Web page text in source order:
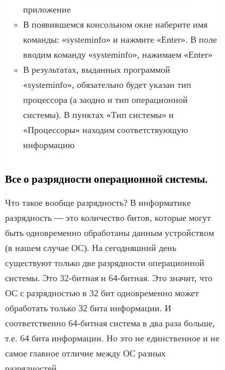
приложение
В появившемся консольном окне наберите имя
команды: «systeminfo» и нажмите «Enter». В поле
вводим команду «systeminfo», нажимаем «Enter»
В результатах, выданных программой
«systeminfo», обязательно будет указан тип
процессора (а заодно и тип операционной
системы). В пунктах «Тип системы» и
«Процессоры» находим соответствующую
информацию
Все о разрядности операционной системы.
Что такое вообще разрядность? В информатике
разрядность — это количество битов, которые могут
быть одновременно обработаны данным устройством
(в нашем случае ОС). На сегодняшний день
существуют только две разрядности операционной
системы. Это 32-битная и 64-битная. Это значит, что
ОС с разрядностью в 32 бит одновременно может
обработать только 32 бита информации. И
соответственно 64-битная система в два раза больше,
т.е. 64 бита информации. Но это не единственное и не
самое главное отличие между ОС разных